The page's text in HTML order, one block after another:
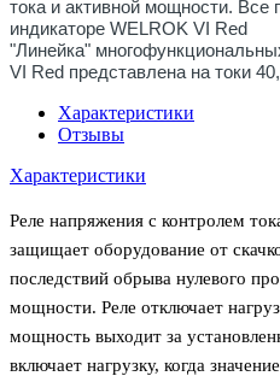
тока и активной мощности. Все
индикаторе WELROK VI Red
"Линейка"
VI Red представлена на токи
Характеристики
Отзывы
Характеристики
Реле напряжения с контролем
защищает оборудование от
последствий обрыва нулевого
мощности. Реле отключает
мощность выходит за
включает нагрузку, когда